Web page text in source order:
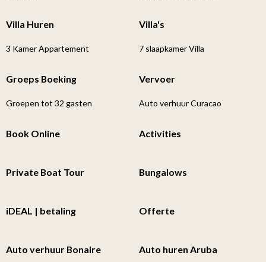
Villa Huren
3 Kamer Appartement
Villa's
7 slaapkamer Villa
Groeps Boeking
Groepen tot 32 gasten
Vervoer
Auto verhuur Curacao
Book Online Activities
Private Boat Tour Bungalows
iDEAL | betaling Offerte
Auto verhuur Bonaire Auto huren Aruba